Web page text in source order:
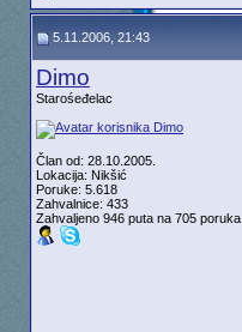
5.11.2006, 21:43
Dimo
Starośeđelac
Član od: 28.10.2005.
Lokacija: Nikšić
Poruke: 5.618
Zahvalnice: 433
Zahvaljeno 946 puta na 705 poruka